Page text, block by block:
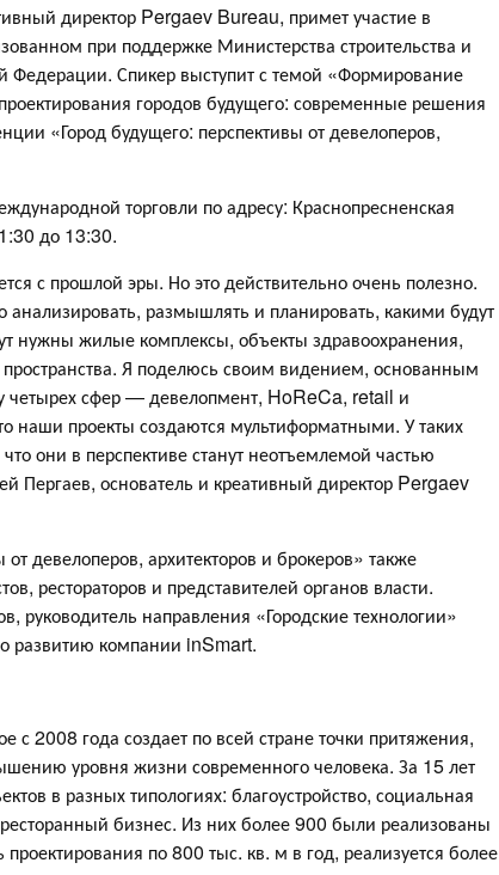
директор Pergaev Bureau, примет участие в
при поддержке Министерства строительства и
Федерации. Спикер выступит с темой «Формирование
городов будущего: современные решения
«Город будущего: перспективы от девелоперов,
торговли по адресу: Краснопресненская
до 13:30.
с прошлой эры. Но это действительно очень полезно.
размышлять и планировать, какими будут
нужны жилые комплексы, объекты здравоохранения,
Я поделюсь своим видением, основанным
четырех сфер — девелопмент, HoReCa, retail и
наши проекты создаются мультиформатными. У таких
они в перспективе станут неотъемлемой частью
Пергаев, основатель и креативный директор Pergaev
девелоперов, архитекторов и брокеров» также
рестораторов и представителей органов власти.
руководитель направления «Городские технологии»
развитию компании inSmart.
2008 года создает по всей стране точки притяжения,
уровня жизни современного человека. За 15 лет
в разных типологиях: благоустройство, социальная
бизнес. Из них более 900 были реализованы
по 800 тыс. кв. м в год, реализуется более